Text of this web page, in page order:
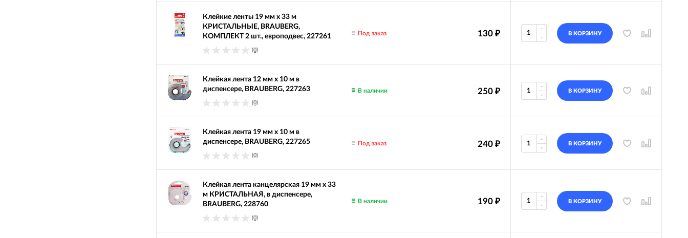
Клейкие ленты 19 мм х 33 м
КРИСТАЛЬНЫЕ, BRAUBERG,
КОМПЛЕКТ 2 шт., европодвес, 227261
(0)
130 ₽
Под заказ В КОРЗИНУ
Клейкая лента 12 мм х 10 м в
диспенсере, BRAUBERG, 227263
(0)
250 ₽
В наличии В КОРЗИНУ
Клейкая лента 19 мм х 10 м в
диспенсере, BRAUBERG, 227265
(0)
240 ₽
Под заказ В КОРЗИНУ
Клейкая лента канцелярская 19 мм х 33
м КРИСТАЛЬНАЯ, в диспенсере,
BRAUBERG, 228760
(0)
190 ₽
В наличии В КОРЗИНУ